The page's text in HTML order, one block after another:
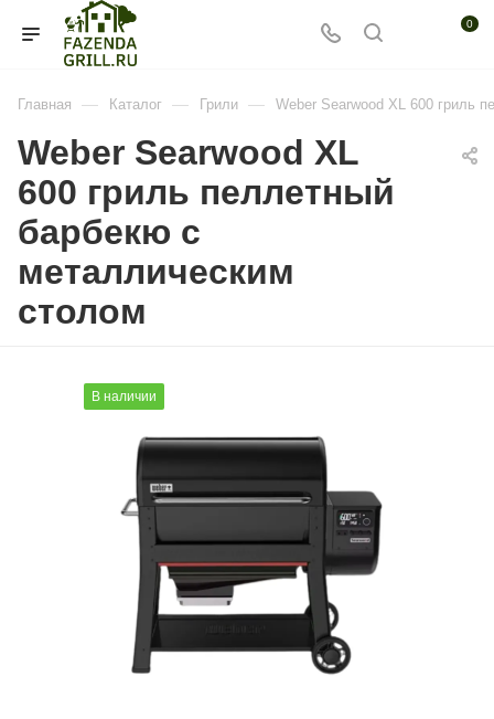
0
Главная — Каталог — Грили — Weber Searwood XL 600 гриль
Weber Searwood XL
600 гриль пеллетный
барбекю с
металлическим
столом
В наличии